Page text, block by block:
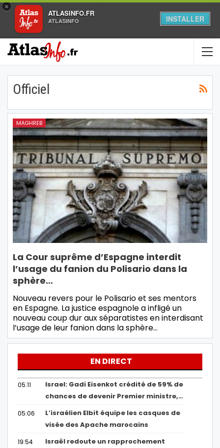
×
ATLASINFO.FR
ATLASINFO INSTALLER
Officiel
MAGHREB
La Cour suprême d’Espagne interdit
l’usage du fanion du Polisario dans la
sphère…
Nouveau revers pour le Polisario et ses mentors
en Espagne. La justice espagnole a infligé un
nouveau coup dur aux séparatistes en interdisant
l’usage de leur fanion dans la sphère…
EN DIRECT
05:11
Israel: Gadi Eisenkot crédité de 59% de
chances de devenir Premier ministre,…
05:06
L’israélien Elbit équipe les casques de
visée des Apache marocains
19:54
Israël redoute un rapprochement